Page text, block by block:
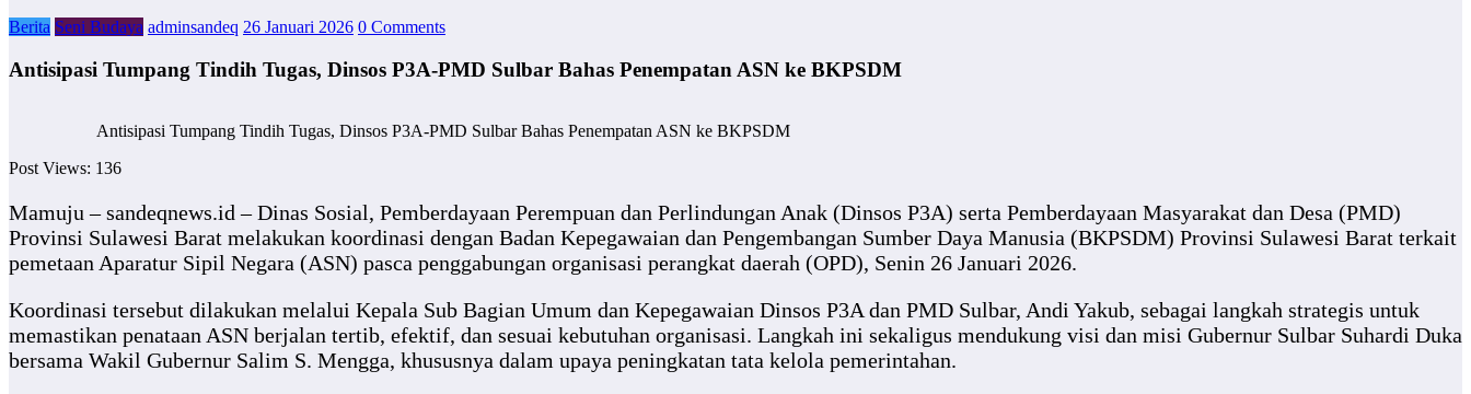
Berita Seni Budaya adminsandeq 26 Januari 2026 0 Comments
Antisipasi Tumpang Tindih Tugas, Dinsos P3A-PMD Sulbar Bahas Penempatan ASN ke BKPSDM
Antisipasi Tumpang Tindih Tugas, Dinsos P3A-PMD Sulbar Bahas Penempatan ASN ke BKPSDM
Post Views: 136
Mamuju – sandeqnews.id – Dinas Sosial, Pemberdayaan Perempuan dan Perlindungan Anak (Dinsos P3A) serta Pemberdayaan Masyarakat dan Desa (PMD)
Provinsi Sulawesi Barat melakukan koordinasi dengan Badan Kepegawaian dan Pengembangan Sumber Daya Manusia (BKPSDM) Provinsi Sulawesi Barat terkait
pemetaan Aparatur Sipil Negara (ASN) pasca penggabungan organisasi perangkat daerah (OPD), Senin 26 Januari 2026.
Koordinasi tersebut dilakukan melalui Kepala Sub Bagian Umum dan Kepegawaian Dinsos P3A dan PMD Sulbar, Andi Yakub, sebagai langkah strategis untuk
memastikan penataan ASN berjalan tertib, efektif, dan sesuai kebutuhan organisasi. Langkah ini sekaligus mendukung visi dan misi Gubernur Sulbar Suhardi Duka
bersama Wakil Gubernur Salim S. Mengga, khususnya dalam upaya peningkatan tata kelola pemerintahan.